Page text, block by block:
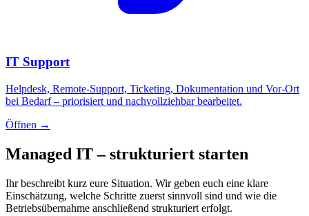
IT Support
Helpdesk, Remote-Support, Ticketing, Dokumentation und Vor-Ort
bei Bedarf – priorisiert und nachvollziehbar bearbeitet.
Öffnen →
Managed IT – strukturiert starten
Ihr beschreibt kurz eure Situation. Wir geben euch eine klare
Einschätzung, welche Schritte zuerst sinnvoll sind und wie die
Betriebsübernahme anschließend strukturiert erfolgt.